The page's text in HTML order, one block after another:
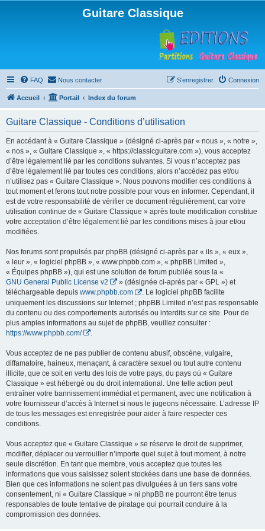
Guitare Classique
FAQ Nous contacter Connexion
S’enregistrer
Accueil Portail Index du forum
Guitare Classique - Conditions d’utilisation
En accédant à « Guitare Classique » (désigné ci-après par « nous », « notre »,
« nos », « Guitare Classique », « https://classicguitare.com »), vous acceptez
d’être légalement lié par les conditions suivantes. Si vous n’acceptez pas
d’être légalement lié par toutes ces conditions, alors n’accédez pas et/ou
n’utilisez pas « Guitare Classique ». Nous pouvons modifier ces conditions à
tout moment et ferons tout notre possible pour vous en informer. Cependant, il
est de votre responsabilité de vérifier ce document régulièrement, car votre
utilisation continue de « Guitare Classique » après toute modification constitue
votre acceptation d’être légalement lié par les conditions mises à jour et/ou
modifiées.
Nos forums sont propulsés par phpBB (désigné ci-après par « ils », « eux »,
« leur », « logiciel phpBB », « www.phpbb.com », « phpBB Limited »,
« Équipes phpBB »), qui est une solution de forum publiée sous la «
GNU General Public License v2
» (désignée ci-après par « GPL ») et
téléchargeable depuis www.phpbb.com
. Le logiciel phpBB facilite
uniquement les discussions sur Internet ; phpBB Limited n’est pas responsable
du contenu ou des comportements autorisés ou interdits sur ce site. Pour de
plus amples informations au sujet de phpBB, veuillez consulter :
https://www.phpbb.com/
Vous acceptez de ne pas publier de contenu abusif, obscène, vulgaire,
diffamatoire, haineux, menaçant, à caractère sexuel ou tout autre contenu
illicite, que ce soit en vertu des lois de votre pays, du pays où « Guitare
Classique » est hébergé ou du droit international. Une telle action peut
entraîner votre bannissement immédiat et permanent, avec une notification à
votre fournisseur d’accès à Internet si nous le jugeons nécessaire. L’adresse IP
de tous les messages est enregistrée pour aider à faire respecter ces
conditions.
Vous acceptez que « Guitare Classique » se réserve le droit de supprimer,
modifier, déplacer ou verrouiller n’importe quel sujet à tout moment, à notre
seule discrétion. En tant que membre, vous acceptez que toutes les
informations que vous saisissez soient stockées dans une base de données.
Bien que ces informations ne soient pas divulguées à un tiers sans votre
consentement, ni « Guitare Classique » ni phpBB ne pourront être tenus
responsables de toute tentative de piratage qui pourrait conduire à la
compromission des données.